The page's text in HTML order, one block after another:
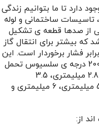
دارد تا ما بتوانیم زندگی
ساختمانی و لوله
از صدها قطعه ی تشکیل
بیشتر برای انتقال گاز
فشار برخوردار است. این
محصول حداکثر 16 بار فشار را تا دمای 200 درجه ی سلسیوس تحمل
می کند و در سایز های 2.5 میلیمتری، 2.8 میلیمتری، 3.5
میلیمتری، 3میلیمتری، 4 میلیمتری، 5 میلیمتری، 6 میلیمتری و
از: